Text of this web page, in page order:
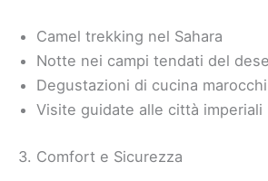
Camel trekking nel Sahara
Notte nei campi tendati del
Degustazioni di cucina
Visite guidate alle città imperiali
3. Comfort e Sicurezza